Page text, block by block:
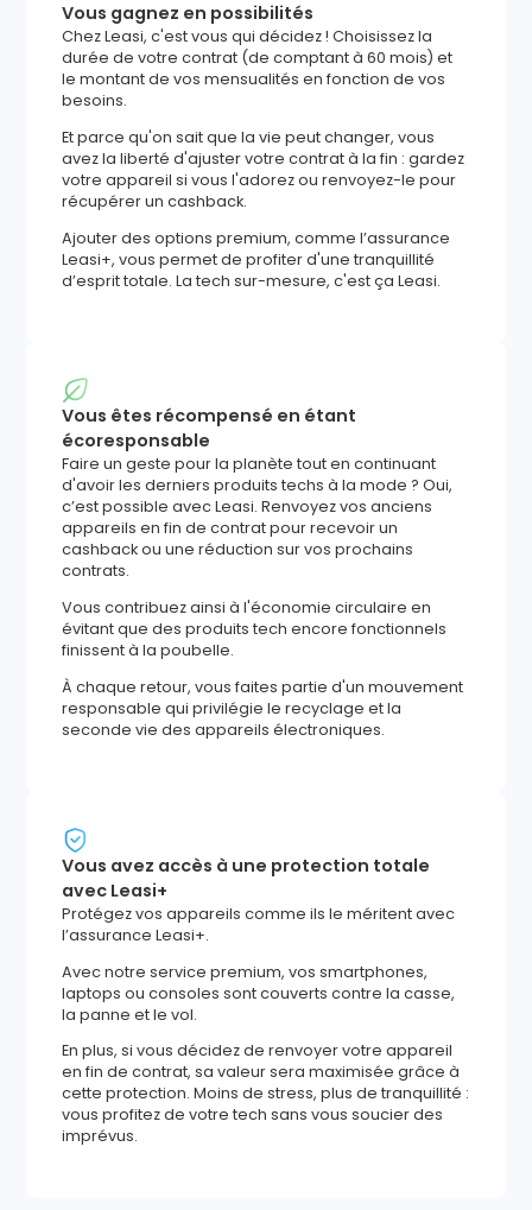
Vous gagnez en possibilités
Chez Leasi, c'est vous qui décidez ! Choisissez la
durée de votre contrat (de comptant à 60 mois) et
le montant de vos mensualités en fonction de vos
besoins.
Et parce qu'on sait que la vie peut changer, vous
avez la liberté d'ajuster votre contrat à la fin : gardez
votre appareil si vous l'adorez ou renvoyez-le pour
récupérer un cashback.
Ajouter des options premium, comme l’assurance
Leasi+, vous permet de profiter d'une tranquillité
d’esprit totale. La tech sur-mesure, c'est ça Leasi.
Vous êtes récompensé en étant
écoresponsable
Faire un geste pour la planète tout en continuant
d'avoir les derniers produits techs à la mode ? Oui,
c’est possible avec Leasi. Renvoyez vos anciens
appareils en fin de contrat pour recevoir un
cashback ou une réduction sur vos prochains
contrats.
Vous contribuez ainsi à l'économie circulaire en
évitant que des produits tech encore fonctionnels
finissent à la poubelle.
À chaque retour, vous faites partie d'un mouvement
responsable qui privilégie le recyclage et la
seconde vie des appareils électroniques.
Vous avez accès à une protection totale
avec Leasi+
Protégez vos appareils comme ils le méritent avec
l’assurance Leasi+.
Avec notre service premium, vos smartphones,
laptops ou consoles sont couverts contre la casse,
la panne et le vol.
En plus, si vous décidez de renvoyer votre appareil
en fin de contrat, sa valeur sera maximisée grâce à
cette protection. Moins de stress, plus de tranquillité :
vous profitez de votre tech sans vous soucier des
imprévus.